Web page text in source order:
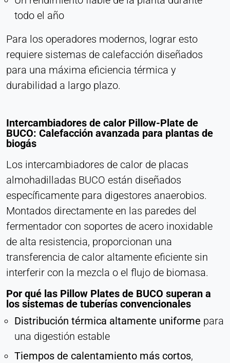
todo el año
Para los operadores modernos, lograr esto
requiere sistemas de calefacción diseñados
para una máxima eficiencia térmica y
durabilidad a largo plazo.
Intercambiadores de calor Pillow-Plate de
BUCO: Calefacción avanzada para plantas de
biogás
Los intercambiadores de calor de placas
almohadilladas BUCO están diseñados
específicamente para digestores anaerobios.
Montados directamente en las paredes del
fermentador con soportes de acero inoxidable
de alta resistencia, proporcionan una
transferencia de calor altamente eficiente sin
interferir con la mezcla o el flujo de biomasa.
Por qué las Pillow Plates de BUCO superan a
los sistemas de tuberías convencionales
Distribución térmica altamente uniforme para
una digestión estable
Tiempos de calentamiento más cortos,
Habilita contenidos de terceros, como vídeos.
transferidos al proveedor.
Name:
vuid, reproductor
Vimeo, Inc.
Sesión - 2 años